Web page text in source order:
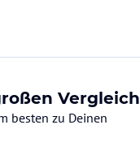
Vergleich
besten zu Deinen